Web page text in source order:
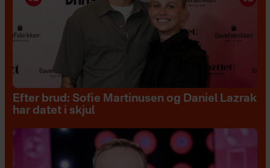
Efter brud: Sofie Martinusen og Daniel Lazrak
har datet i skjul